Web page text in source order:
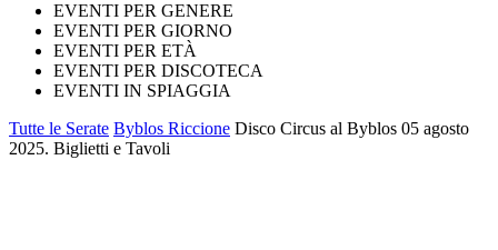
EVENTI PER GENERE
EVENTI PER GIORNO
EVENTI PER ETÀ
EVENTI PER DISCOTECA
EVENTI IN SPIAGGIA
Tutte le Serate Byblos Riccione Disco Circus al Byblos 05 agosto
2025. Biglietti e Tavoli